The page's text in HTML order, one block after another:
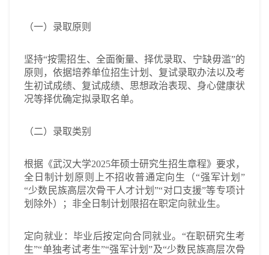
（一）录取原则
坚持“按需招生、全面衡量、择优录取、宁缺毋滥”的
原则，依据培养单位招生计划、复试录取办法以及考
生初试成绩、复试成绩、思想政治表现、身心健康状
况等择优确定拟录取名单。
（二）录取类别
根据《武汉大学2025年硕士研究生招生章程》要求，
全日制计划原则上不招收普通定向生（“强军计划”
“少数民族高层次骨干人才计划”“对口支援”等专项计
划除外）；非全日制计划限招在职定向就业生。
定向就业：毕业后按定向合同就业。“在职研究生考
生”“单独考试考生”“强军计划”及“少数民族高层次骨